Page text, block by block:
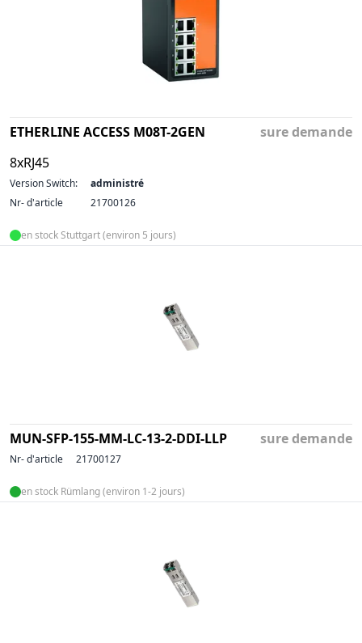
ETHERLINE ACCESS M08T-2GEN
8xRJ45
sure demande
Version Switch:
administré
Nr- d'article
21700126
en stock Stuttgart (environ 5 jours)
MUN-SFP-155-MM-LC-13-2-DDI-LLP sure demande
Nr- d'article 21700127
en stock Rümlang (environ 1-2 jours)